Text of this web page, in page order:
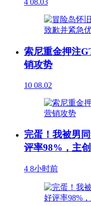
4 08.03
索尼重金押注
销攻势
10 08.02
完蛋！我被男
评率98%，主
4 8小时前